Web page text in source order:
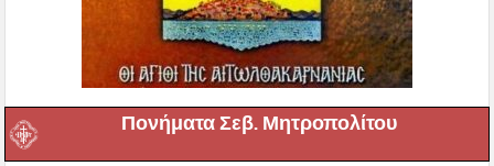
Πονήματα Σεβ. Μητροπολίτου